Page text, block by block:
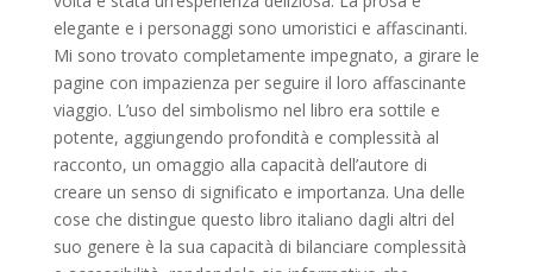
elegante e i personaggi sono umoristici e affascinanti.
Mi sono trovato completamente impegnato, a girare le
pagine con impazienza per seguire il loro affascinante
viaggio. L’uso del simbolismo nel libro era sottile e
potente, aggiungendo profondità e complessità al
racconto, un omaggio alla capacità dell’autore di
creare un senso di significato e importanza. Una delle
cose che distingue questo libro italiano dagli altri del
suo genere è la sua capacità di bilanciare complessità